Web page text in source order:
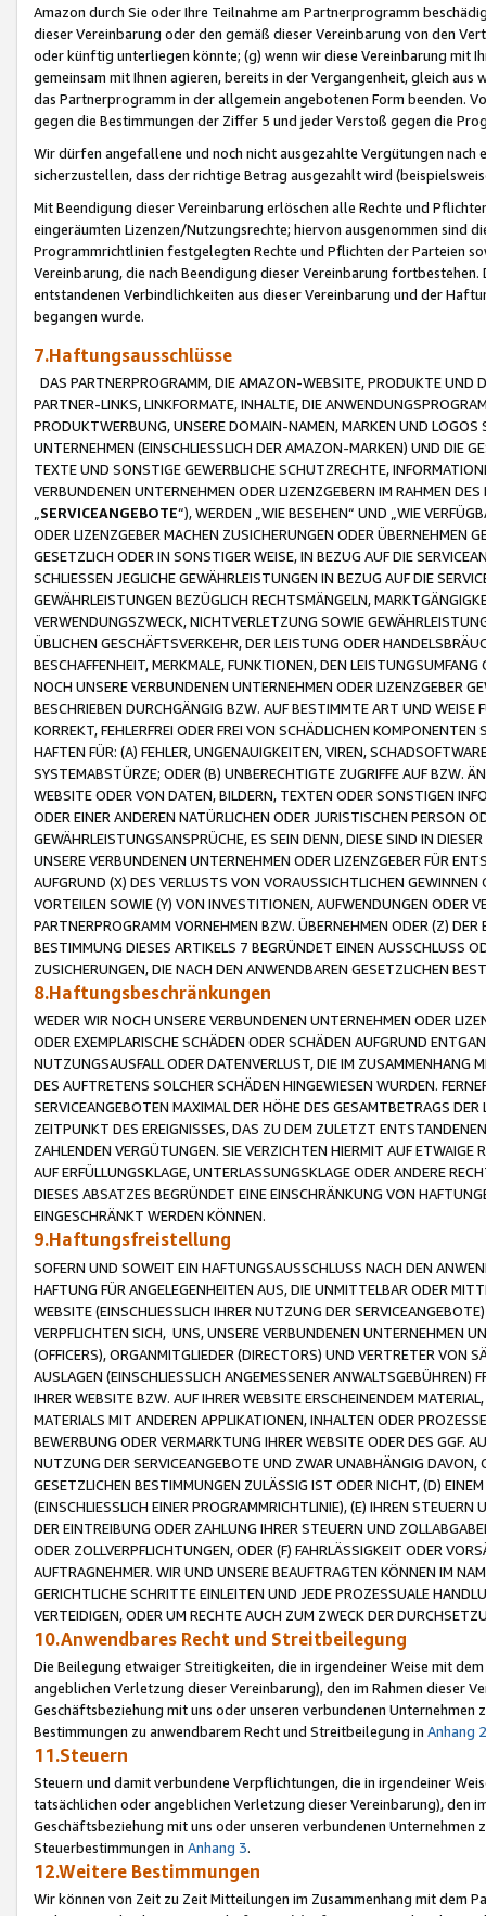
Amazon durch Sie oder Ihre Teilnahme am Partnerprogramm
dieser Vereinbarung oder den gemäß dieser Vereinbarung von den
oder künftig unterliegen könnte; (g) wenn wir diese Vereinbarung mit
gemeinsam mit Ihnen agieren, bereits in der Vergangenheit, gleich
das Partnerprogramm in der allgemein angebotenen Form beenden.
gegen die Bestimmungen der Ziffer 5 und jeder Verstoß gegen die
Wir dürfen angefallene und noch nicht ausgezahlte Vergütungen
sicherzustellen, dass der richtige Betrag ausgezahlt wird
Mit Beendigung dieser Vereinbarung erlöschen alle Rechte und
eingeräumten Lizenzen/Nutzungsrechte; hiervon ausgenommen sind
Programmrichtlinien festgelegten Rechte und Pflichten der Parteien
Vereinbarung, die nach Beendigung dieser Vereinbarung
entstandenen Verbindlichkeiten aus dieser Vereinbarung und der
begangen wurde.
7.Haftungsausschlüsse
DAS PARTNERPROGRAMM, DIE AMAZON-WEBSITE, PRODUKTE UND
PARTNER-LINKS, LINKFORMATE, INHALTE, DIE
PRODUKTWERBUNG, UNSERE DOMAIN-NAMEN, MARKEN UND
UNTERNEHMEN (EINSCHLIESSLICH DER AMAZON-MARKEN) UND DIE
TEXTE UND SONSTIGE GEWERBLICHE SCHUTZRECHTE,
VERBUNDENEN UNTERNEHMEN ODER LIZENZGEBERN IM RAHMEN
SERVICEANGEBOTE“), WERDEN „WIE BESEHEN“ UND „WIE
ODER LIZENZGEBER MACHEN ZUSICHERUNGEN ODER ÜBERNEHMEN
GESETZLICH ODER IN SONSTIGER WEISE, IN BEZUG AUF DIE
SCHLIESSEN JEGLICHE GEWÄHRLEISTUNGEN IN BEZUG AUF DIE
GEWÄHRLEISTUNGEN BEZÜGLICH RECHTSMÄNGELN,
VERWENDUNGSZWECK, NICHTVERLETZUNG SOWIE
ÜBLICHEN GESCHÄFTSVERKEHR, DER LEISTUNG ODER
BESCHAFFENHEIT, MERKMALE, FUNKTIONEN, DEN
NOCH UNSERE VERBUNDENEN UNTERNEHMEN ODER LIZENZGEBER
BESCHRIEBEN DURCHGÄNGIG BZW. AUF BESTIMMTE ART UND
KORREKT, FEHLERFREI ODER FREI VON SCHÄDLICHEN
HAFTEN FÜR: (A) FEHLER, UNGENAUIGKEITEN, VIREN,
SYSTEMABSTÜRZE; ODER (B) UNBERECHTIGTE ZUGRIFFE AUF BZW.
WEBSITE ODER VON DATEN, BILDERN, TEXTEN ODER SONSTIGEN
ODER EINER ANDEREN NATÜRLICHEN ODER JURISTISCHEN PERSON
GEWÄHRLEISTUNGSANSPRÜCHE, ES SEIN DENN, DIESE SIND IN
UNSERE VERBUNDENEN UNTERNEHMEN ODER LIZENZGEBER FÜR
AUFGRUND (X) DES VERLUSTS VON VORAUSSICHTLICHEN
VORTEILEN SOWIE (Y) VON INVESTITIONEN, AUFWENDUNGEN ODER
PARTNERPROGRAMM VORNEHMEN BZW. ÜBERNEHMEN ODER (Z)
BESTIMMUNG DIESES ARTIKELS 7 BEGRÜNDET EINEN AUSSCHLUSS
ZUSICHERUNGEN, DIE NACH DEN ANWENDBAREN GESETZLICHEN
8.Haftungsbeschränkungen
WEDER WIR NOCH UNSERE VERBUNDENEN UNTERNEHMEN ODER
ODER EXEMPLARISCHE SCHÄDEN ODER SCHÄDEN AUFGRUND
NUTZUNGSAUSFALL ODER DATENVERLUST, DIE IM ZUSAMMENHANG
DES AUFTRETENS SOLCHER SCHÄDEN HINGEWIESEN WURDEN.
SERVICEANGEBOTEN MAXIMAL DER HÖHE DES GESAMTBETRAGS
ZEITPUNKT DES EREIGNISSES, DAS ZU DEM ZULETZT
ZAHLENDEN VERGÜTUNGEN. SIE VERZICHTEN HIERMIT AUF
AUF ERFÜLLUNGSKLAGE, UNTERLASSUNGSKLAGE ODER ANDERE
DIESES ABSATZES BEGRÜNDET EINE EINSCHRÄNKUNG VON
EINGESCHRÄNKT WERDEN KÖNNEN.
9.Haftungsfreistellung
SOFERN UND SOWEIT EIN HAFTUNGSAUSSCHLUSS NACH DEN
HAFTUNG FÜR ANGELEGENHEITEN AUS, DIE UNMITTELBAR ODER
WEBSITE (EINSCHLIESSLICH IHRER NUTZUNG DER
VERPFLICHTEN SICH, UNS, UNSERE VERBUNDENEN UNTERNEHMEN
(OFFICERS), ORGANMITGLIEDER (DIRECTORS) UND VERTRETER VON
AUSLAGEN (EINSCHLIESSLICH ANGEMESSENER
IHRER WEBSITE BZW. AUF IHRER WEBSITE ERSCHEINENDEM
MATERIALS MIT ANDEREN APPLIKATIONEN, INHALTEN ODER
BEWERBUNG ODER VERMARKTUNG IHRER WEBSITE ODER DES GGF.
NUTZUNG DER SERVICEANGEBOTE UND ZWAR UNABHÄNGIG
GESETZLICHEN BESTIMMUNGEN ZULÄSSIG IST ODER NICHT, (D)
(EINSCHLIESSLICH EINER PROGRAMMRICHTLINIE), (E) IHREN
DER EINTREIBUNG ODER ZAHLUNG IHRER STEUERN UND
ODER ZOLLVERPFLICHTUNGEN, ODER (F) FAHRLÄSSIGKEIT ODER
AUFTRAGNEHMER. WIR UND UNSERE BEAUFTRAGTEN KÖNNEN IM
GERICHTLICHE SCHRITTE EINLEITEN UND JEDE PROZESSUALE
VERTEIDIGEN, ODER UM RECHTE AUCH ZUM ZWECK DER
10.Anwendbares Recht und Streitbeilegung
Die Beilegung etwaiger Streitigkeiten, die in irgendeiner Weise mit
angeblichen Verletzung dieser Vereinbarung), den im Rahmen dieser
Geschäftsbeziehung mit uns oder unseren verbundenen
Bestimmungen zu anwendbarem Recht und Streitbeilegung in Anhang 2
11.Steuern
Steuern und damit verbundene Verpflichtungen, die in irgendeiner
tatsächlichen oder angeblichen Verletzung dieser Vereinbarung), den
Geschäftsbeziehung mit uns oder unseren verbundenen
Steuerbestimmungen in Anhang 3.
12.Weitere Bestimmungen
Wir können von Zeit zu Zeit Mitteilungen im Zusammenhang mit dem